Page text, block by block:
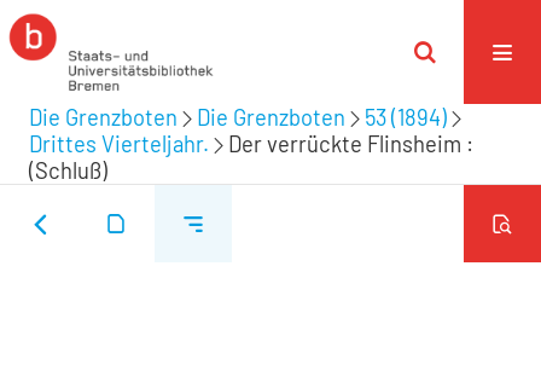
Die Grenzboten Die Grenzboten
53 (1894)
Drittes Vierteljahr.
Der verrückte Flinsheim :
(Schluß)